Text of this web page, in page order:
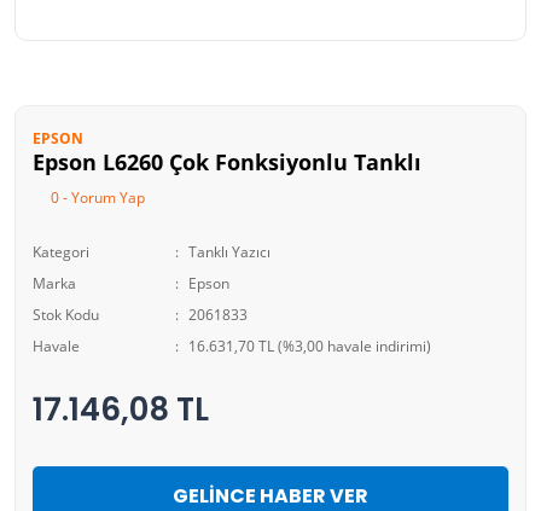
EPSON
Epson L6260 Çok Fonksiyonlu Tanklı
0 - Yorum Yap
Kategori
Tanklı Yazıcı
Marka
Epson
Stok Kodu
2061833
Havale
16.631,70 TL (%3,00 havale indirimi)
17.146,08 TL
GELİNCE HABER VER